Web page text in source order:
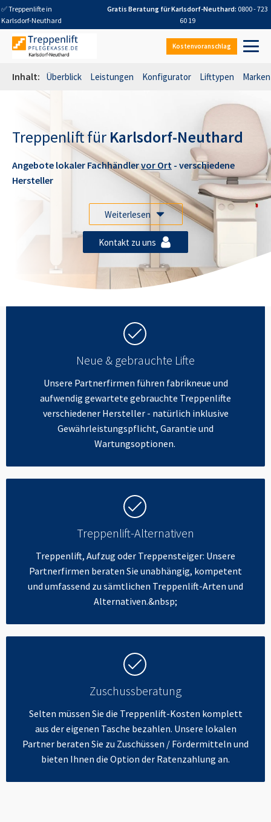
✅ Treppenlifte in
Karlsdorf-Neuthard
Gratis Beratung fürKarlsdorf-Neuthard: 0800 - 723
60 19
Kostenvoranschlag
Inhalt: Überblick Leistungen Konfigurator Lifttypen Marken
Treppenlift für Karlsdorf-Neuthard
Angebote lokaler Fachhändlervor Ort - verschiedene
Hersteller
Weiterlesen
Kontakt zu uns
Neue & gebrauchte Lifte
Unsere Partnerfirmen führen fabrikneue und
aufwendig gewartete gebrauchte Treppenlifte
verschiedener Hersteller - natürlich inklusive
Gewährleistungspflicht, Garantie und
Wartungsoptionen.
Treppenlift-Alternativen
Treppenlift, Aufzug oder Treppensteiger: Unsere
Partnerfirmen beraten Sie unabhängig, kompetent
und umfassend zu sämtlichen Treppenlift-Arten und
Alternativen.&nbsp;
Zuschussberatung
Selten müssen Sie die Treppenlift-Kosten komplett
aus der eigenen Tasche bezahlen. Unsere lokalen
Partner beraten Sie zu Zuschüssen / Fördermitteln und
bieten Ihnen die Option der Ratenzahlung an.